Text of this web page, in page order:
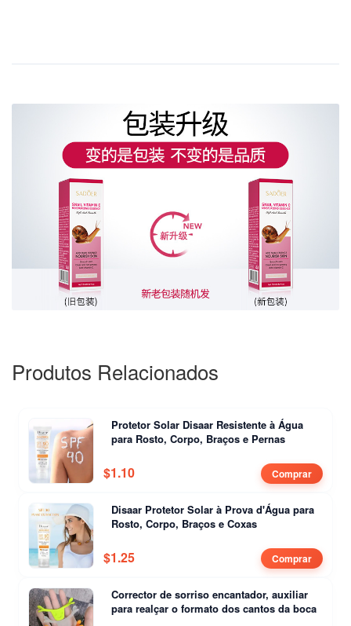
Produtos Relacionados
Protetor Solar Disaar Resistente à Água
para Rosto, Corpo, Braços e Pernas
$1.10 Comprar
Disaar Protetor Solar à Prova d'Água para
Rosto, Corpo, Braços e Coxas
$1.25 Comprar
Corrector de sorriso encantador, auxiliar
para realçar o formato dos cantos da boca